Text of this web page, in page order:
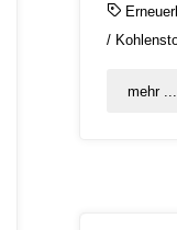
/
mehr ...